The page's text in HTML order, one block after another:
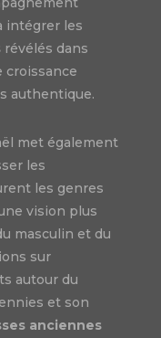
intégrer les
révélés dans
croissance
authentique.
met également
les
les genres
vision plus
masculin et du
sur
autour du
et son
anciennes